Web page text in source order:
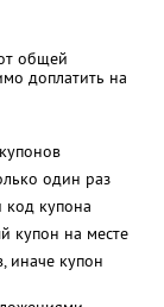
общей
доплатить на
один раз
код купона
купон на месте
иначе купон